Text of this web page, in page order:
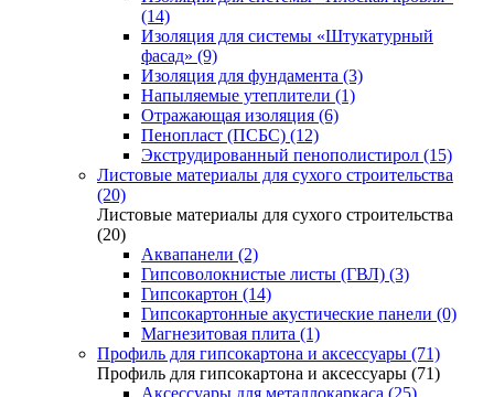
(14)
Изоляция для системы «Штукатурный
фасад» (9)
Изоляция для фундамента (3)
Напыляемые утеплители (1)
Отражающая изоляция (6)
Пенопласт (ПСБС) (12)
Экструдированный пенополистирол (15)
Листовые материалы для сухого строительства
(20)
Листовые материалы для сухого строительства
(20)
Аквапанели (2)
Гипсоволокнистые листы (ГВЛ) (3)
Гипсокартон (14)
Гипсокартонные акустические панели (0)
Магнезитовая плита (1)
Профиль для гипсокартона и аксессуары (71)
Профиль для гипсокартона и аксессуары (71)
Аксессуары для металлокаркаса (25)